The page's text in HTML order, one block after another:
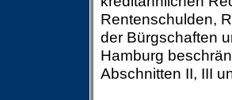
Rentenschulden,
der Bürgschaften
Hamburg
Abschnitten II, III